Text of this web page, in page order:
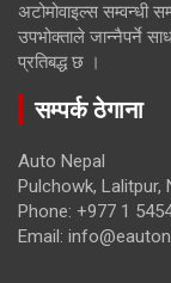
अटोमोवाइल्स सम्वन्धी
उपभोक्ताले जान्नैपर्ने
प्रतिबद्ध छ ।
सम्पर्क ठेगाना
Auto Nepal
Pulchowk, Lalitpur,
Phone: +977 1
Email: